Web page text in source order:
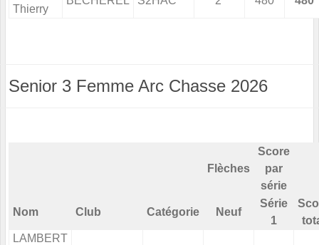
Thierry
Senior 3 Femme Arc Chasse 2026
Flèches
Score
par
série
Nom Club Catégorie Neuf
Série
1
LAMBERT